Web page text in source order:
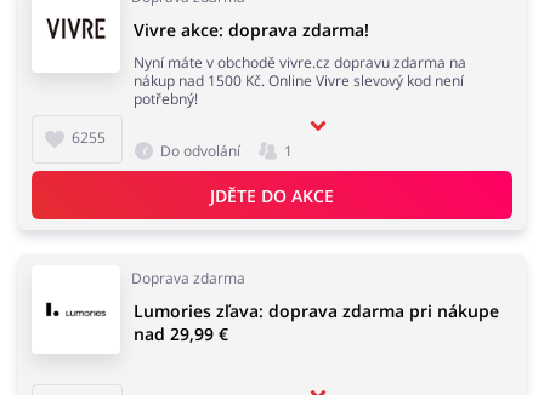
6255
Vivre akce: doprava zdarma!
Nyní máte v obchodě vivre.cz dopravu zdarma na
nákup nad 1500 Kč. Online Vivre slevový kod není
potřebný!
Do odvolání 1
JDĚTE DO AKCE
Doprava zdarma
Lumories zľava: doprava zdarma pri nákupe
nad 29,99 €